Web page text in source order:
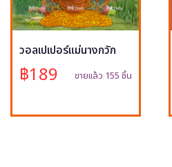
วอลเปเปอร์แม่นางกวัก
฿189 ขายแล้ว 155 ชิ้น